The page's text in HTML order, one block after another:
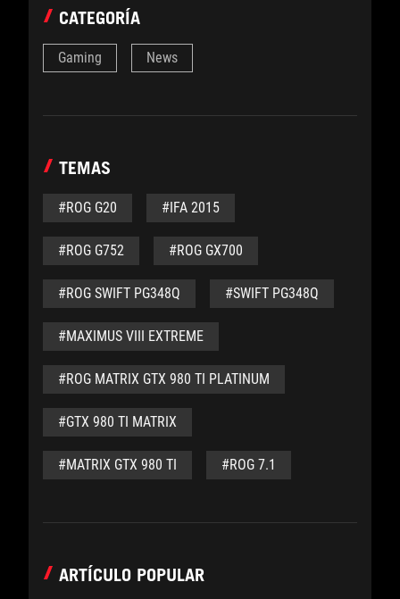
CATEGORÍA
Gaming News
TEMAS
#ROG G20 #IFA 2015
#ROG G752 #ROG GX700
#ROG SWIFT PG348Q #SWIFT PG348Q
#MAXIMUS VIII EXTREME
#ROG MATRIX GTX 980 TI PLATINUM
#GTX 980 TI MATRIX
#MATRIX GTX 980 TI #ROG 7.1
ARTÍCULO POPULAR